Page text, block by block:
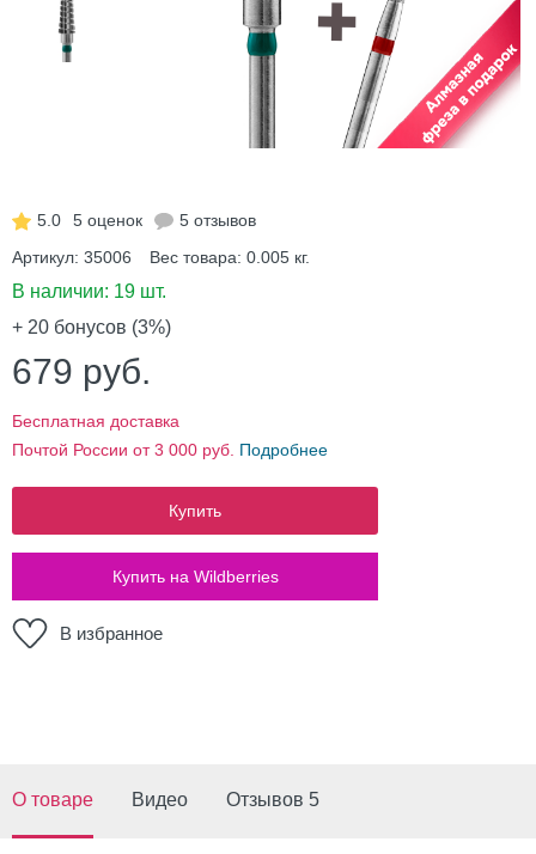
5.0 5 оценок
5 отзывов
Артикул: 35006 Вес товара: 0.005 кг.
В наличии: 19 шт.
+ 20 бонусов (3%)
679 руб.
Бесплатная доставка
Почтой России от 3 000 руб. Подробнее
Купить
Купить на Wildberries
В избранное
О товаре Видео Отзывов 5